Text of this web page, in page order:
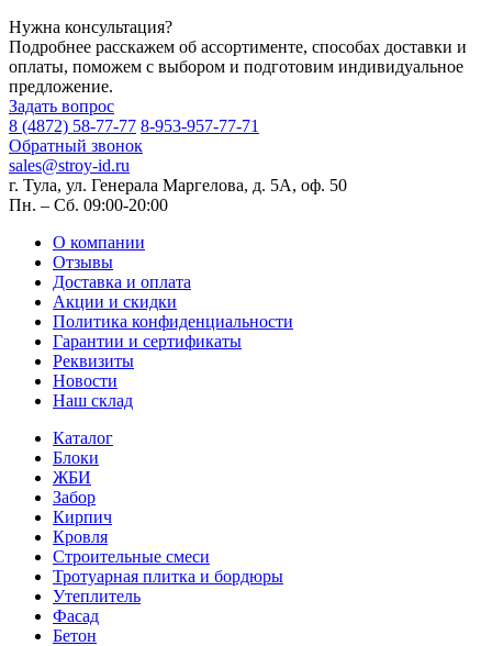
Нужна консультация?
Подробнее расскажем об ассортименте, способах доставки и
оплаты, поможем с выбором и подготовим индивидуальное
предложение.
Задать вопрос
8 (4872) 58-77-77 8-953-957-77-71
Обратный звонок
sales@stroy-id.ru
г. Тула, ул. Генерала Маргелова, д. 5А, оф. 50
Пн. – Cб. 09:00-20:00
О компании
Отзывы
Доставка и оплата
Акции и скидки
Политика конфиденциальности
Гарантии и сертификаты
Реквизиты
Новости
Наш склад
Каталог
Блоки
ЖБИ
Забор
Кирпич
Кровля
Строительные смеси
Тротуарная плитка и бордюры
Утеплитель
Фасад
Бетон